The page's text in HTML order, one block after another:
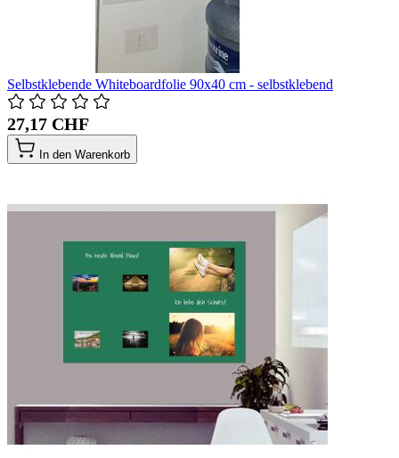
Selbstklebende Whiteboardfolie 90x40 cm - selbstklebend
27,17 CHF
In den Warenkorb